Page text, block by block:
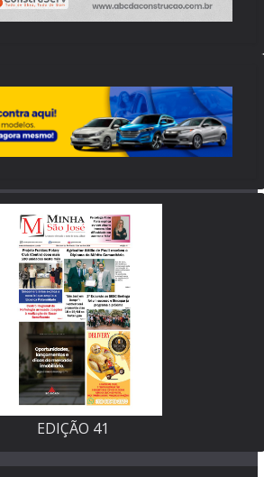
EDIÇÃO 41